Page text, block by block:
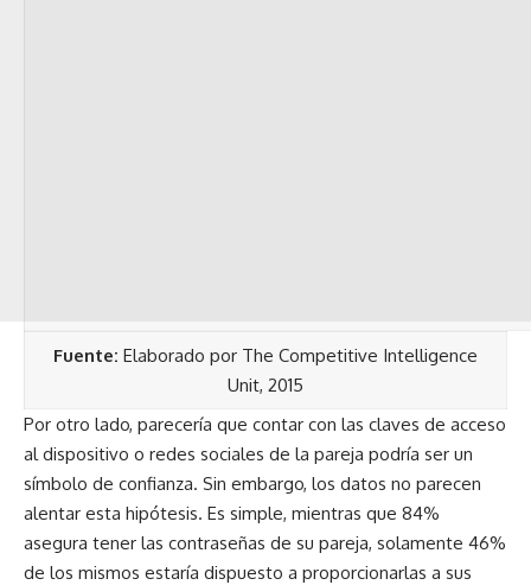
Fuente: Elaborado por The Competitive Intelligence
Unit, 2015
Por otro lado, parecería que contar con las claves de acceso
al dispositivo o redes sociales de la pareja podría ser un
símbolo de confianza. Sin embargo, los datos no parecen
alentar esta hipótesis. Es simple, mientras que 84%
asegura tener las contraseñas de su pareja, solamente 46%
de los mismos estaría dispuesto a proporcionarlas a sus